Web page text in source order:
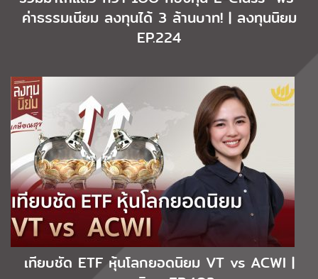
ค่าธรรมเนียม ลงทุนได้ 3 ล้านบาท! | ลงทุนนิยม
EP.224
เทียบชัด ETF หุ้นโลกยอดนิยม VT vs ACWI |